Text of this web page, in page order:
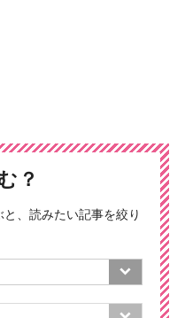
？
、読みたい記事を絞り